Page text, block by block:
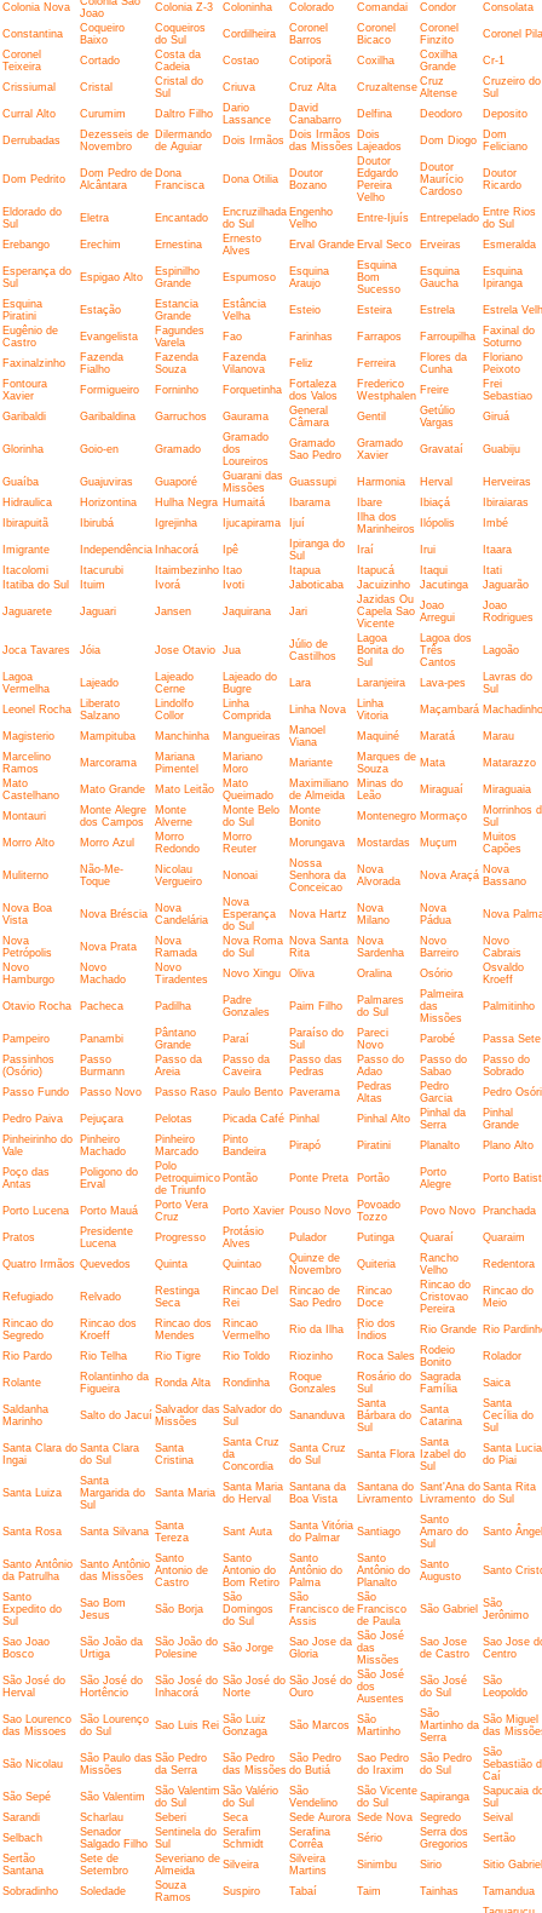
Colonia Nova
Joao
Colonia Z-3 Coloninha Colorado Comandai Condor Consolata
Constantina
Coqueiro
Baixo
Coqueiros
do Sul
Cordilheira
Coronel
Barros
Coronel
Bicaco
Coronel
Finzito
Coronel
Coronel
Teixeira
Cortado
Costa da
Cadeia
Costao Cotiporã Coxilha
Coxilha
Grande
Cr-1
Crissiumal Cristal
Cristal do
Sul
Criuva Cruz Alta Cruzaltense Cruz
Altense
Cruzeiro do
Sul
Curral Alto
Curumim Daltro Filho
Dario
Lassance
David
Canabarro
Delfina Deodoro Deposito
Derrubadas
Dezesseis de
Novembro
Dilermando
de Aguiar
Dois Irmãos Dois Irmãos
das Missões
Dois
Lajeados
Dom Diogo Dom
Feliciano
Dom Pedrito
Dom Pedro de
Alcântara
Dona
Francisca
Dona Otilia
Doutor
Bozano
Doutor
Edgardo
Pereira
Velho
Doutor
Maurício
Cardoso
Doutor
Ricardo
Eldorado do
Sul
Eletra Encantado
Encruzilhada
do Sul
Engenho
Velho
Entre-Ijuís Entrepelado Entre Rios
do Sul
Erebango
Erechim Ernestina
Ernesto
Alves
Erval Grande Erval Seco Erveiras Esmeralda
Esperança do
Sul
Espigao Alto
Espinilho
Grande
Espumoso
Esquina
Araujo
Esquina
Bom
Sucesso
Esquina
Gaucha
Esquina
Ipiranga
Esquina
Piratini
Estação
Estancia
Grande
Estância
Velha
Esteio Esteira Estrela
Estrela
Eugênio de
Castro
Evangelista
Fagundes
Varela
Fao Farinhas Farrapos Farroupilha
Faxinal do
Soturno
Faxinalzinho
Fazenda
Fialho
Fazenda
Souza
Fazenda
Vilanova
Feliz Ferreira
Flores da
Cunha
Floriano
Peixoto
Fontoura
Xavier
Formigueiro Forninho Forquetinha
Fortaleza
dos Valos
Frederico
Westphalen Freire
Frei
Sebastiao
Garibaldi
Garibaldina Garruchos Gaurama
General
Câmara
Gentil
Getúlio
Vargas
Giruá
Glorinha Goio-en Gramado
Gramado
dos
Loureiros
Gramado
Sao Pedro
Gramado
Xavier
Gravataí Guabiju
Guaíba Guajuviras Guaporé
Guarani das
Missões
Guassupi Harmonia Herval
Herveiras
Hidraulica
Horizontina Hulha Negra Humaitá Ibarama Ibare Ibiaçá
Ibiraiaras
Ibirapuitã
Ibirubá Igrejinha Ijucapirama Ijuí
Ilha dos
Marinheiros
Ilópolis Imbé
Imigrante Independência Inhacorá Ipê
Ipiranga do
Sul
Iraí Irui
Itaara
Itacolomi
Itacurubi Itaimbezinho Itao Itapua Itapucá Itaqui
Itati
Itatiba do Sul
Ituim Ivorá Ivoti Jaboticaba Jacuizinho Jacutinga Jaguarão
Jaguarete Jaguari Jansen Jaquirana Jari
Jazidas Ou
Capela Sao
Vicente
Joao
Arregui
Joao
Rodrigues
Joca Tavares Jóia Jose Otavio Jua
Júlio de
Castilhos
Lagoa
Bonita do
Sul
Lagoa dos
Três
Cantos
Lagoão
Lagoa
Vermelha
Lajeado
Lajeado
Cerne
Lajeado do
Bugre
Lara Laranjeira Lava-pes
Lavras do
Sul
Leonel Rocha
Liberato
Salzano
Lindolfo
Collor
Linha
Comprida
Linha Nova
Linha
Vitoria
Maçambará Machadinho
Magisterio Mampituba Manchinha Mangueiras
Manoel
Viana
Maquiné Maratá
Marau
Marcelino
Ramos
Marcorama
Mariana
Pimentel
Mariano
Moro
Mariante
Marques de
Souza
Mata
Matarazzo
Mato
Castelhano
Mato Grande Mato Leitão
Mato
Queimado
Maximiliano
de Almeida
Minas do
Leão
Miraguaí Miraguaia
Montauri
Monte Alegre
dos Campos
Monte
Alverne
Monte Belo
do Sul
Monte
Bonito
Montenegro Mormaço
Morrinhos
Sul
Morro Alto
Morro Azul
Morro
Redondo
Morro
Reuter
Morungava Mostardas Muçum
Muitos
Capões
Muliterno
Não-Me-
Toque
Nicolau
Vergueiro
Nonoai
Nossa
Senhora da
Conceicao
Nova
Alvorada
Nova Araçá Nova
Bassano
Nova Boa
Vista
Nova Bréscia
Nova
Candelária
Nova
Esperança
do Sul
Nova Hartz
Nova
Milano
Nova
Pádua
Nova
Nova
Petrópolis
Nova Prata
Nova
Ramada
Nova Roma
do Sul
Nova Santa
Rita
Nova
Sardenha
Novo
Barreiro
Novo
Cabrais
Novo
Hamburgo
Novo
Machado
Novo
Tiradentes
Novo Xingu Oliva Oralina Osório
Osvaldo
Kroeff
Otavio Rocha Pacheca Padilha
Padre
Gonzales
Paim Filho
Palmares
do Sul
Palmeira
das
Missões
Palmitinho
Pampeiro Panambi
Pântano
Grande
Paraí
Paraíso do
Sul
Pareci
Novo
Parobé
Passa Sete
Passinhos
(Osório)
Passo
Burmann
Passo da
Areia
Passo da
Caveira
Passo das
Pedras
Passo do
Adao
Passo do
Sabao
Passo do
Sobrado
Passo Fundo
Passo Novo Passo Raso Paulo Bento Paverama
Pedras
Altas
Pedro
Garcia
Pedro
Pedro Paiva Pejuçara Pelotas Picada Café Pinhal Pinhal Alto
Pinhal da
Serra
Pinhal
Grande
Pinheirinho do
Vale
Pinheiro
Machado
Pinheiro
Marcado
Pinto
Bandeira
Pirapó Piratini Planalto Plano Alto
Poço das
Antas
Poligono do
Erval
Polo
Petroquimico
de Triunfo
Pontão Ponte Preta Portão
Porto
Alegre
Porto
Porto Lucena Porto Mauá
Porto Vera
Cruz
Porto Xavier Pouso Novo Povoado
Tozzo
Povo Novo Pranchada
Pratos
Presidente
Lucena
Progresso
Protásio
Alves
Pulador Putinga Quaraí Quaraim
Quatro Irmãos Quevedos Quinta Quintao
Quinze de
Novembro
Quiteria
Rancho
Velho
Redentora
Refugiado Relvado
Restinga
Seca
Rincao Del
Rei
Rincao de
Sao Pedro
Rincao
Doce
Rincao do
Cristovao
Pereira
Rincao do
Meio
Rincao do
Segredo
Rincao dos
Kroeff
Rincao dos
Mendes
Rincao
Vermelho
Rio da Ilha
Rio dos
Índios
Rio Grande Rio
Rio Pardo Rio Telha Rio Tigre Rio Toldo Riozinho Roca Sales Rodeio
Bonito
Rolador
Rolante
Rolantinho da
Figueira
Ronda Alta Rondinha
Roque
Gonzales
Rosário do
Sul
Sagrada
Família
Saica
Saldanha
Marinho
Salto do Jacuí Salvador das
Missões
Salvador do
Sul
Sananduva
Santa
Bárbara do
Sul
Santa
Catarina
Santa
Cecília do
Sul
Santa Clara do
Ingai
Santa Clara
do Sul
Santa
Cristina
Santa Cruz
da
Concordia
Santa Cruz
do Sul
Santa Flora
Santa
Izabel do
Sul
Santa Lucia
do Piai
Santa Luiza
Santa
Margarida do
Sul
Santa Maria Santa Maria
do Herval
Santana da
Boa Vista
Santana do
Livramento
Sant'Ana do
Livramento
Santa Rita
do Sul
Santa Rosa Santa Silvana Santa
Tereza
Sant Auta
Santa Vitória
do Palmar
Santiago
Santo
Amaro do
Sul
Santo
Santo Antônio
da Patrulha
Santo Antônio
das Missões
Santo
Antonio de
Castro
Santo
Antonio do
Bom Retiro
Santo
Antônio do
Palma
Santo
Antônio do
Planalto
Santo
Augusto
Santo
Santo
Expedito do
Sul
Sao Bom
Jesus
São Borja
São
Domingos
do Sul
São
Francisco de
Assis
São
Francisco
de Paula
São Gabriel São
Jerônimo
Sao Joao
Bosco
São João da
Urtiga
São João do
Polesine
São Jorge
Sao Jose da
Gloria
São José
das
Missões
Sao Jose
de Castro
Sao Jose
Centro
São José do
Herval
São José do
Hortêncio
São José do
Inhacorá
São José do
Norte
São José do
Ouro
São José
dos
Ausentes
São José
do Sul
São
Leopoldo
Sao Lourenco
das Missoes
São Lourenço
do Sul
Sao Luis Rei São Luiz
Gonzaga
São Marcos São
Martinho
São
Martinho da
Serra
São Miguel
das
São Nicolau
São Paulo das
Missões
São Pedro
da Serra
São Pedro
das Missões
São Pedro
do Butiá
Sao Pedro
do Iraxim
São Pedro
do Sul
São
Sebastião
Caí
São Sepé
São Valentim
São Valentim
do Sul
São Valério
do Sul
São
Vendelino
São Vicente
do Sul
Sapiranga
Sapucaia
Sul
Sarandi
Scharlau Seberi Seca Sede Aurora Sede Nova Segredo
Seival
Selbach
Senador
Salgado Filho
Sentinela do
Sul
Serafim
Schmidt
Serafina
Corrêa
Sério
Serra dos
Gregorios
Sertão
Sertão
Santana
Sete de
Setembro
Severiano de
Almeida
Silveira
Silveira
Martins
Sinimbu Sirio Sitio Gabriel
Sobradinho Soledade
Souza
Ramos
Suspiro Tabaí Taim Tainhas Tamandua